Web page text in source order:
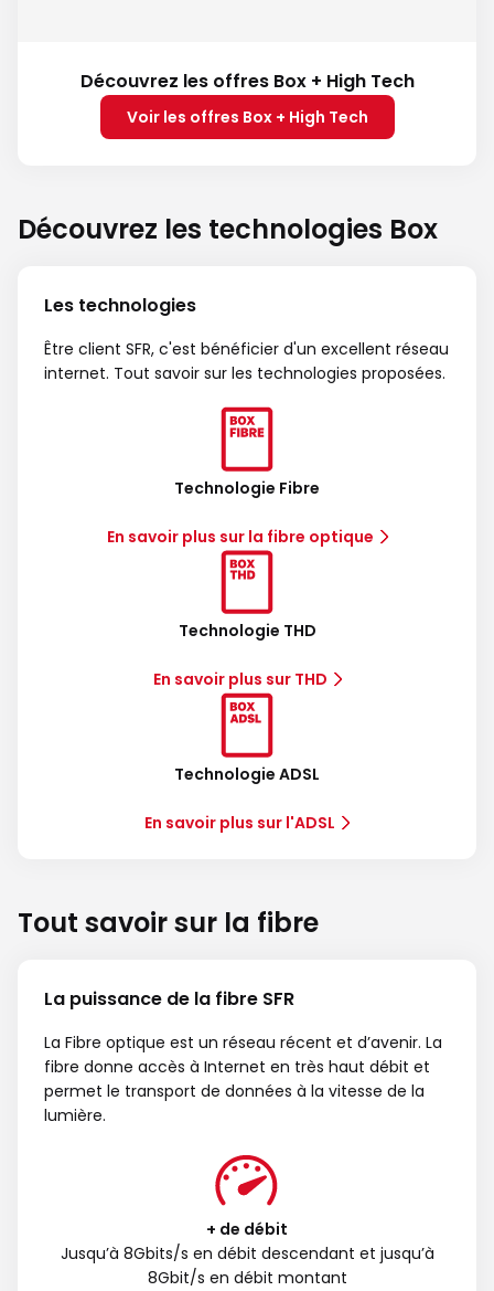
Découvrez les offres Box + High Tech
Voir les offres Box + High Tech
Découvrez les technologies Box
Les technologies
Être client SFR, c'est bénéficier d'un excellent réseau
internet. Tout savoir sur les technologies proposées.
Technologie Fibre
En savoir plus sur la fibre optique
Technologie THD
En savoir plus sur THD
Technologie ADSL
En savoir plus sur l'ADSL
Tout savoir sur la fibre
La puissance de la fibre SFR
La Fibre optique est un réseau récent et d’avenir. La
fibre donne accès à Internet en très haut débit et
permet le transport de données à la vitesse de la
lumière.
+ de débit
Jusqu’à 8Gbits/s en débit descendant et jusqu’à
8Gbit/s en débit montant